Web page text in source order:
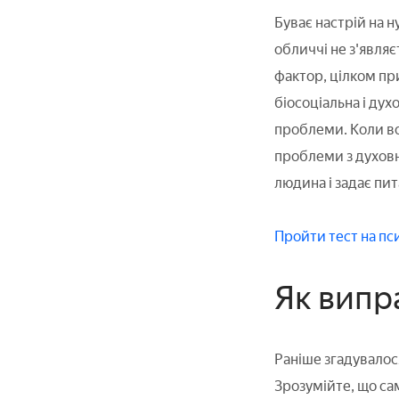
Буває настрій на
обличчі не
фактор, цілком
біосоціальна і
проблеми. Коли
проблеми з
людина і задає
Пройти тест на
Як
Раніше
Зрозумійте, що